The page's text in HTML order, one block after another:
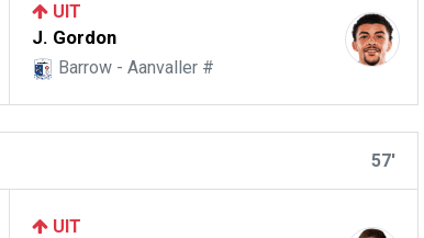
UIT
J. Gordon
Barrow - Aanvaller #
57'
UIT